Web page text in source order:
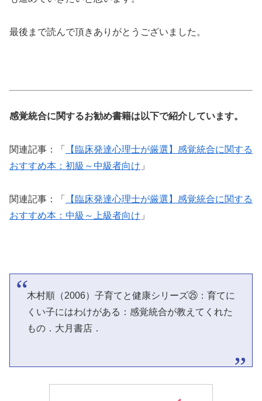
最後まで読んで頂きありがとうございました。
感覚統合に関するお勧め書籍は以下で紹介しています。
関連記事：「
【臨床発達心理士が厳選】感覚統合に関する
おすすめ本：初級～中級者向け 」
関連記事：「
【臨床発達心理士が厳選】感覚統合に関する
おすすめ本：中級～上級者向け 」
木村順（2006）子育てと健康シリーズ㉕：育てに
くい子にはわけがある：感覚統合が教えてくれた
もの．大月書店．